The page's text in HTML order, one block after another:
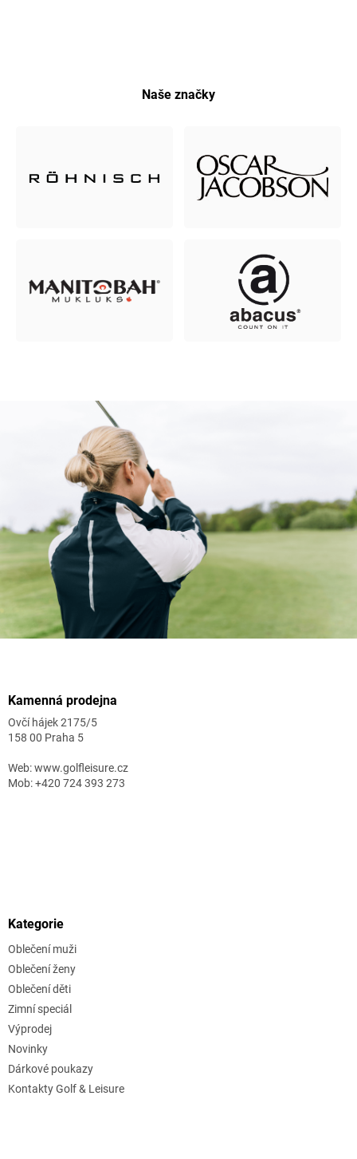
Naše značky
Kamenná prodejna
Ovčí hájek 2175/5
158 00 Praha 5
Web: www.golfleisure.cz
Mob: +420 724 393 273
Kategorie
Oblečení muži
Oblečení ženy
Oblečení děti
Zimní speciál
Výprodej
Novinky
Dárkové poukazy
Kontakty Golf & Leisure